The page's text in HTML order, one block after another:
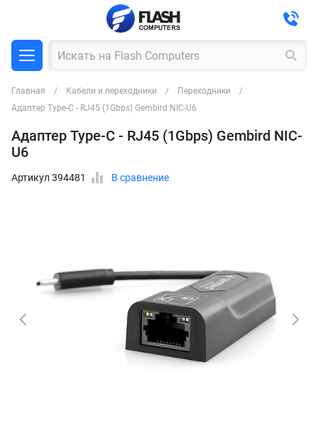
Главная Кабели и переходники
Переходники
Адаптер Type-C - RJ45 (1Gbps) Gembird NIC-U6
Адаптер Type-C - RJ45 (1Gbps) Gembird NIC-
U6
Артикул 394481 В сравнение